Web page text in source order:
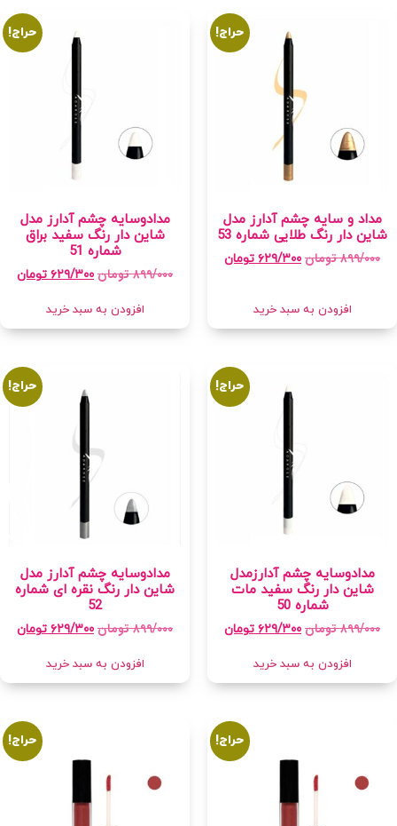
حراج!
مداد و سایه چشم آدارز مدل
شاین دار رنگ طلایی شماره 53
۸۹۹/۰۰۰تومان ۶۲۹/۳۰۰ تومان
افزودن به سبد خرید
حراج!
مدادوسایه چشم آدارز مدل
شاین دار رنگ سفید براق
شماره 51
۸۹۹/۰۰۰تومان ۶۲۹/۳۰۰ تومان
افزودن به سبد خرید
حراج!
مدادوسایه چشم آدارزمدل
شاین دار رنگ سفید مات
شماره 50
۸۹۹/۰۰۰تومان ۶۲۹/۳۰۰ تومان
افزودن به سبد خرید
حراج!
مدادوسایه چشم آدارز مدل
شاین دار رنگ نقره ای شماره
52
۸۹۹/۰۰۰تومان ۶۲۹/۳۰۰ تومان
افزودن به سبد خرید
حراج! حراج!